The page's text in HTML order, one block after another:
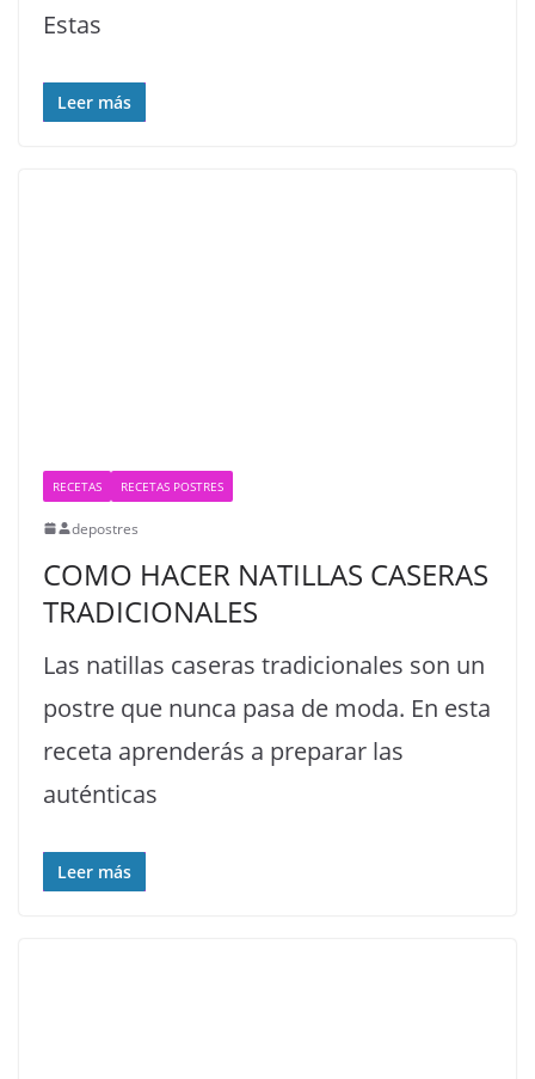
Estas
Leer más
RECETAS RECETAS POSTRES
depostres
COMO HACER NATILLAS CASERAS
TRADICIONALES
Las natillas caseras tradicionales son un
postre que nunca pasa de moda. En esta
receta aprenderás a preparar las
auténticas
Leer más